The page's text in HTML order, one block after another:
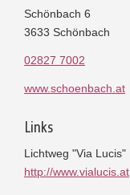
Schönbach 6
3633 Schönbach
02827 7002
www.schoenbach.at
Links
Lichtweg "Via Lucis"
http://www.vialucis.at